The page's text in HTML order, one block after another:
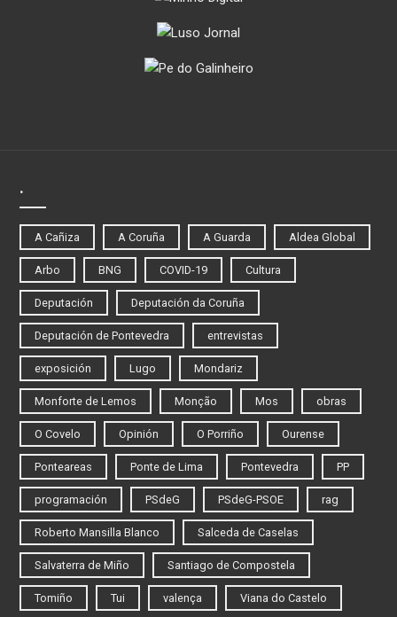
.
A Cañiza A Coruña A Guarda Aldea Global
Arbo BNG COVID-19 Cultura
Deputación Deputación da Coruña
Deputación de Pontevedra entrevistas
exposición Lugo Mondariz
Monforte de Lemos Monção Mos obras
O Covelo Opinión O Porriño Ourense
Ponteareas Ponte de Lima Pontevedra PP
programación PSdeG PSdeG-PSOE rag
Roberto Mansilla Blanco Salceda de Caselas
Salvaterra de Miño Santiago de Compostela
Tomiño Tui valença Viana do Castelo